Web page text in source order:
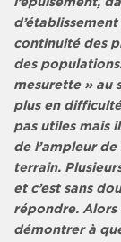
continuité des
des
mesurette » au
plus en
pas utiles mais
de l’ampleur
terrain.
et c’est sans
répondre. Alors
démontrer à